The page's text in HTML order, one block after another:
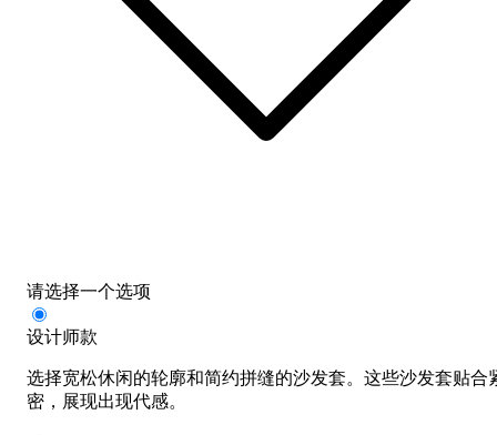
请选择一个选项
设计师款
选择宽松休闲的轮廓和简约拼缝的沙发套。这些沙发套贴合
密，展现出现代感。